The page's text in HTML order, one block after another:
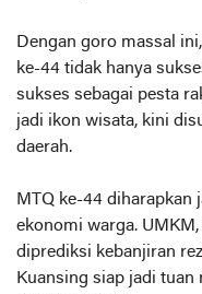
Dengan goro massal
ke-44 tidak hanya
sukses sebagai pesta
jadi ikon wisata, kini
daerah.
MTQ ke-44 diharapkan
ekonomi warga.
diprediksi kebanjiran
Kuansing siap jadi tuan